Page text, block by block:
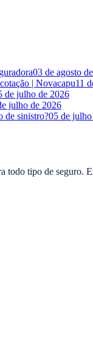
03 de agosto
| Novacapu11
de julho de 2026
julho de 2026
de sinistro?05 de
todo tipo de